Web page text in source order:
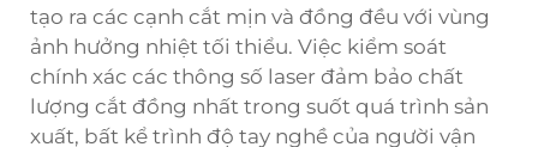
tạo ra các cạnh cắt mịn và đồng đều với vùng
ảnh hưởng nhiệt tối thiểu. Việc kiểm soát
chính xác các thông số laser đảm bảo chất
lượng cắt đồng nhất trong suốt quá trình sản
xuất, bất kể trình độ tay nghề của người vận